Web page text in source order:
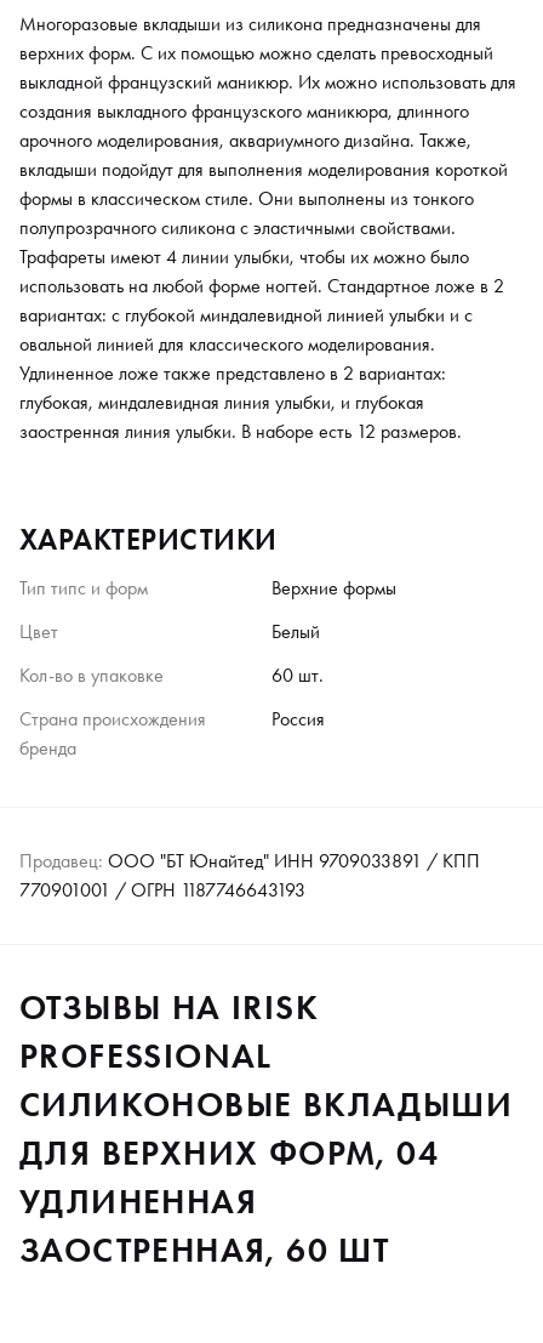
заостренная линия улыбки. В наборе есть 12 размеров.
Многоразовые вкладыши из силикона предназначены для
верхних форм. С их помощью можно сделать превосходный
выкладной французский маникюр. Их можно использовать для
создания выкладного французского маникюра, длинного
арочного моделирования, аквариумного дизайна. Также,
вкладыши подойдут для выполнения моделирования короткой
формы в классическом стиле. Они выполнены из тонкого
полупрозрачного силикона с эластичными свойствами.
Трафареты имеют 4 линии улыбки, чтобы их можно было
использовать на любой форме ногтей. Стандартное ложе в 2
вариантах: с глубокой миндалевидной линией улыбки и с
овальной линией для классического моделирования.
Удлиненное ложе также представлено в 2 вариантах:
глубокая, миндалевидная линия улыбки, и глубокая
заостренная линия улыбки. В наборе есть 12 размеров.
ХАРАКТЕРИСТИКИ
Тип типс и форм
Верхние формы
Цвет
Белый
Кол-во в упаковке
60 шт.
Страна происхождения
бренда
Россия
Продавец: ООО "БТ Юнайтед" ИНН 9709033891 / КПП
770901001 / ОГРН 1187746643193
ОТЗЫВЫ НА IRISK
PROFESSIONAL
СИЛИКОНОВЫЕ ВКЛАДЫШИ
ДЛЯ ВЕРХНИХ ФОРМ, 04
УДЛИНЕННАЯ
ЗАОСТРЕННАЯ, 60 ШТ